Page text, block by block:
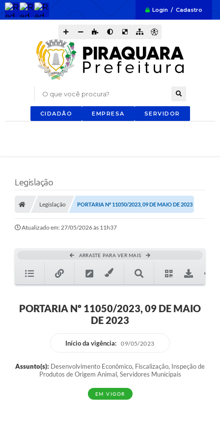
Login / Cadastro
O que você procura?
CIDADÃO EMPRESA SERVIDOR
Legislação
Legislação PORTARIA Nº 11050/2023, 09 DE MAIO DE 2023
Atualizado em: 27/05/2026 às 11h37
ARRASTE PARA VER MAIS
PORTARIA Nº 11050/2023, 09 DE MAIO
DE 2023
Início da vigência: 09/05/2023
Assunto(s): Desenvolvimento Econômico, Fiscalização, Inspeção de
Produtos de Origem Animal, Servidores Municipais
EM VIGOR